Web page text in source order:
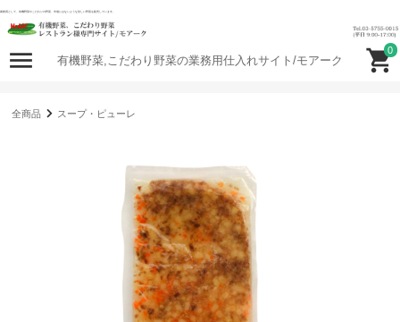
業務用として、有機野菜やこだわりの野菜、市場にはないような珍しい野菜を販売しています。
有機野菜,こだわり野菜の業務用仕入れサイト/モアーク
0
全商品 スープ・ピューレ